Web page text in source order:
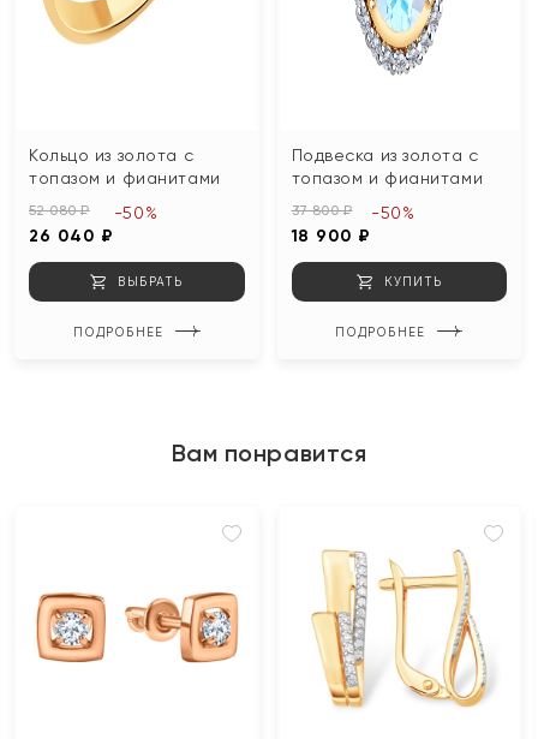
Кольцо из золота с
топазом и фианитами
52 080 ₽
26 040 ₽
-50%
ВЫБРАТЬ
ПОДРОБНЕЕ
Подвеска из золота с
топазом и фианитами
37 800 ₽
18 900 ₽
-50%
КУПИТЬ
ПОДРОБНЕЕ
Вам понравится